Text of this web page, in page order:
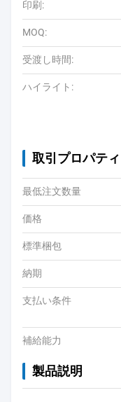
印刷:
MOQ:
受渡し時間:
ハイライト:
取引プロパティ
最低注文数量
価格
標準梱包
納期
支払い条件
補給能力
製品説明